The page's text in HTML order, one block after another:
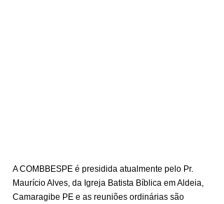
A COMBBESPE é presidida atualmente pelo Pr.
Maurício Alves, da Igreja Batista Bíblica em Aldeia,
Camaragibe PE e as reuniões ordinárias são